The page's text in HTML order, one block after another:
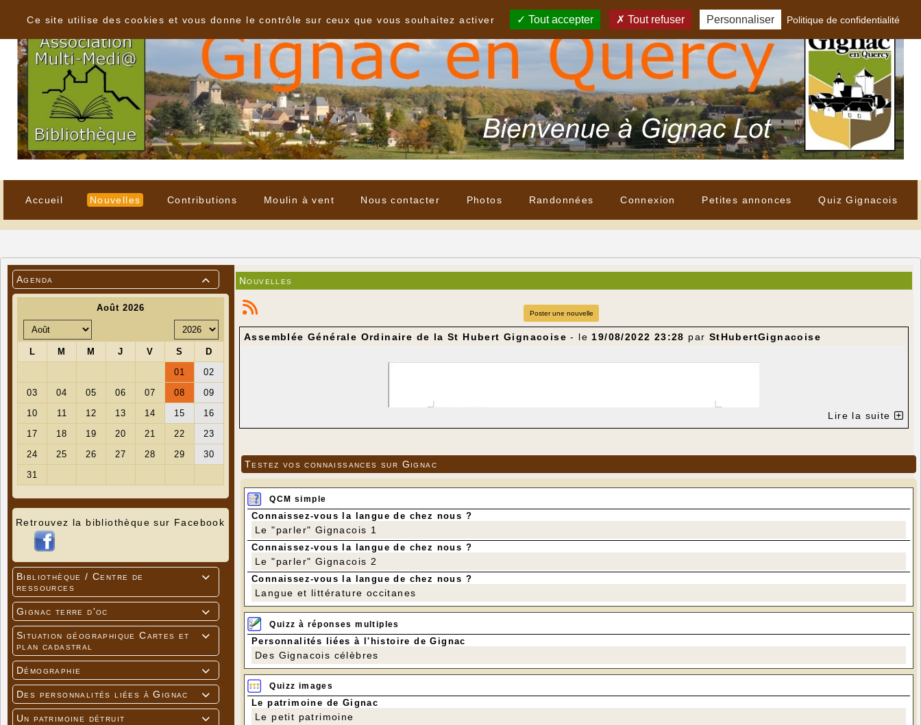
Accueil Nouvelles Contributions Moulin à vent Nous contacter Photos Randonnées Connexion Petites annonces Quiz Gignacois

Agenda
Retrouvez la bibliothèque sur Facebook

Bibliothèque / Centre de
ressources

Gignac terre d'oc

Situation géographique Cartes et
plan cadastral

Démographie

Des personnalités liées à Gignac

Un patrimoine détruit
Nouvelles
Poster une nouvelle
Assemblée Générale Ordinaire de la St Hubert Gignacoise - le 19/08/2022 23:28 par StHubertGignacoise
Lire la suite
Testez vos connaissances sur Gignac
QCM simple
Connaissez-vous la langue de chez nous ?
Le "parler" Gignacois 1
Connaissez-vous la langue de chez nous ?
Le "parler" Gignacois 2
Connaissez-vous la langue de chez nous ?
Langue et littérature occitanes
Quizz à réponses multiples
Personnalités liées à l'histoire de Gignac
Des Gignacois célèbres
Quizz images
Le patrimoine de Gignac
Le petit patrimoine
Ce site utilise des cookies et vous donne le contrôle sur ceux que vous souhaitez activer
Tout accepter Tout refuser Personnaliser Politique de confidentialité